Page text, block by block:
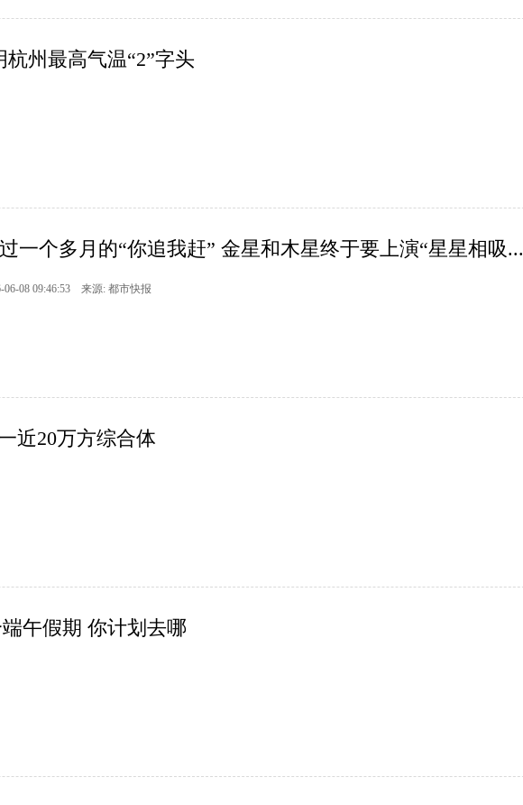
州最高气温“2”字头
一个多月的“你追我赶” 金星和木星终于要上演“星星相吸...
06-08 09:46:53 来源: 都市快报
近20万方综合体
午假期 你计划去哪